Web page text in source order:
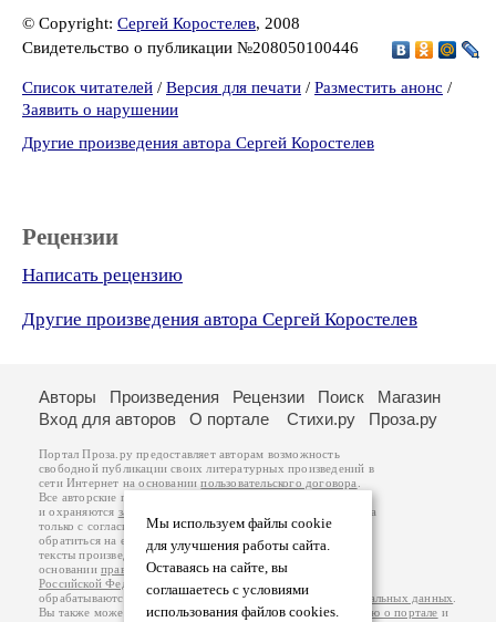
© Copyright: Сергей Коростелев, 2008
Свидетельство о публикации №208050100446
Список читателей / Версия для печати / Разместить анонс /
Заявить о нарушении
Другие произведения автора Сергей Коростелев
Рецензии
Написать рецензию
Другие произведения автора Сергей Коростелев
Мы используем файлы cookie
для улучшения работы сайта.
Оставаясь на сайте, вы
соглашаетесь с условиями
использования файлов cookies.
Авторы Произведения Рецензии Поиск
Магазин
Вход для авторов
О портале Стихи.ру Проза.ру
Портал Проза.ру предоставляет авторам возможность
свободной публикации своих литературных произведений в
сети Интернет на основаниипользовательского договора
Все авторские права на произведения принадлежат авторам
и охраняются законом
. Перепечатка произведений возможна
только с согласия его автора, к которому вы можете
обратиться на его авторской странице. Ответственность за
тексты произведений авторы несут самостоятельно на
основанииправил публикацииизаконодательства
Российской Федерации
обрабатываются на основанииПолитики обработки персональных данных
Вы также можете посмотреть более подробнуюинформацию о портале и